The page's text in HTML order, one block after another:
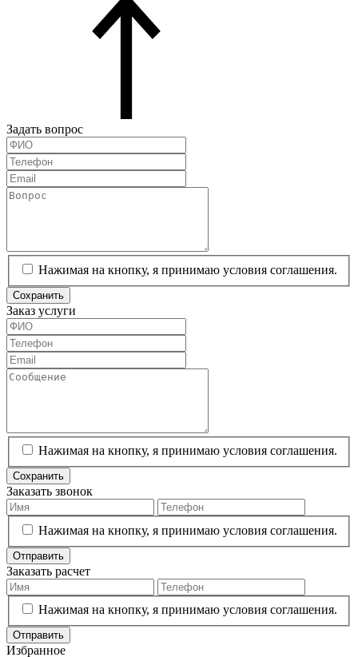
Задать вопрос
Нажимая на кнопку, я принимаю условия соглашения.
Сохранить
Заказ услуги
Нажимая на кнопку, я принимаю условия соглашения.
Сохранить
Заказать звонок
Нажимая на кнопку, я принимаю условия соглашения.
Отправить
Заказать расчет
Нажимая на кнопку, я принимаю условия соглашения.
Отправить
Избранное